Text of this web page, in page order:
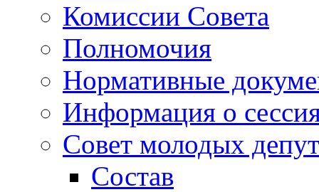
Комиссии Совета
Полномочия
Нормативные
Информация о
Совет молодых
Состав